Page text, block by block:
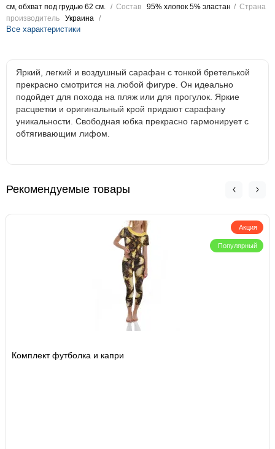
см, обхват под грудью 62 см.
Состав 95% хлопок 5% эластан
Страна
производитель
Украина
Все характеристики
Яркий, легкий и воздушный сарафан с тонкой бретелькой
прекрасно смотрится на любой фигуре. Он идеально
подойдет для похода на пляж или для прогулок. Яркие
расцветки и оригинальный крой придают сарафану
уникальности. Свободная юбка прекрасно гармонирует с
обтягивающим лифом.
Рекомендуемые товары
Акция
Популярный
Комплект футболка и капри